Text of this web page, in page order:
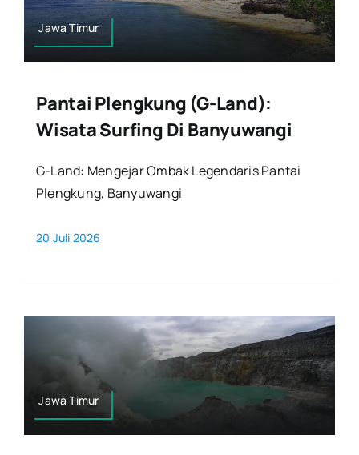
Jawa Timur
Pantai Plengkung (G-Land):
Wisata Surfing Di Banyuwangi
G-Land: Mengejar Ombak Legendaris Pantai
Plengkung, Banyuwangi
20 Juli 2026
Jawa Timur